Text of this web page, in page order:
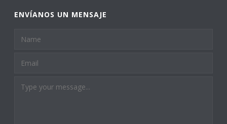
ENVÍANOS UN MENSAJE